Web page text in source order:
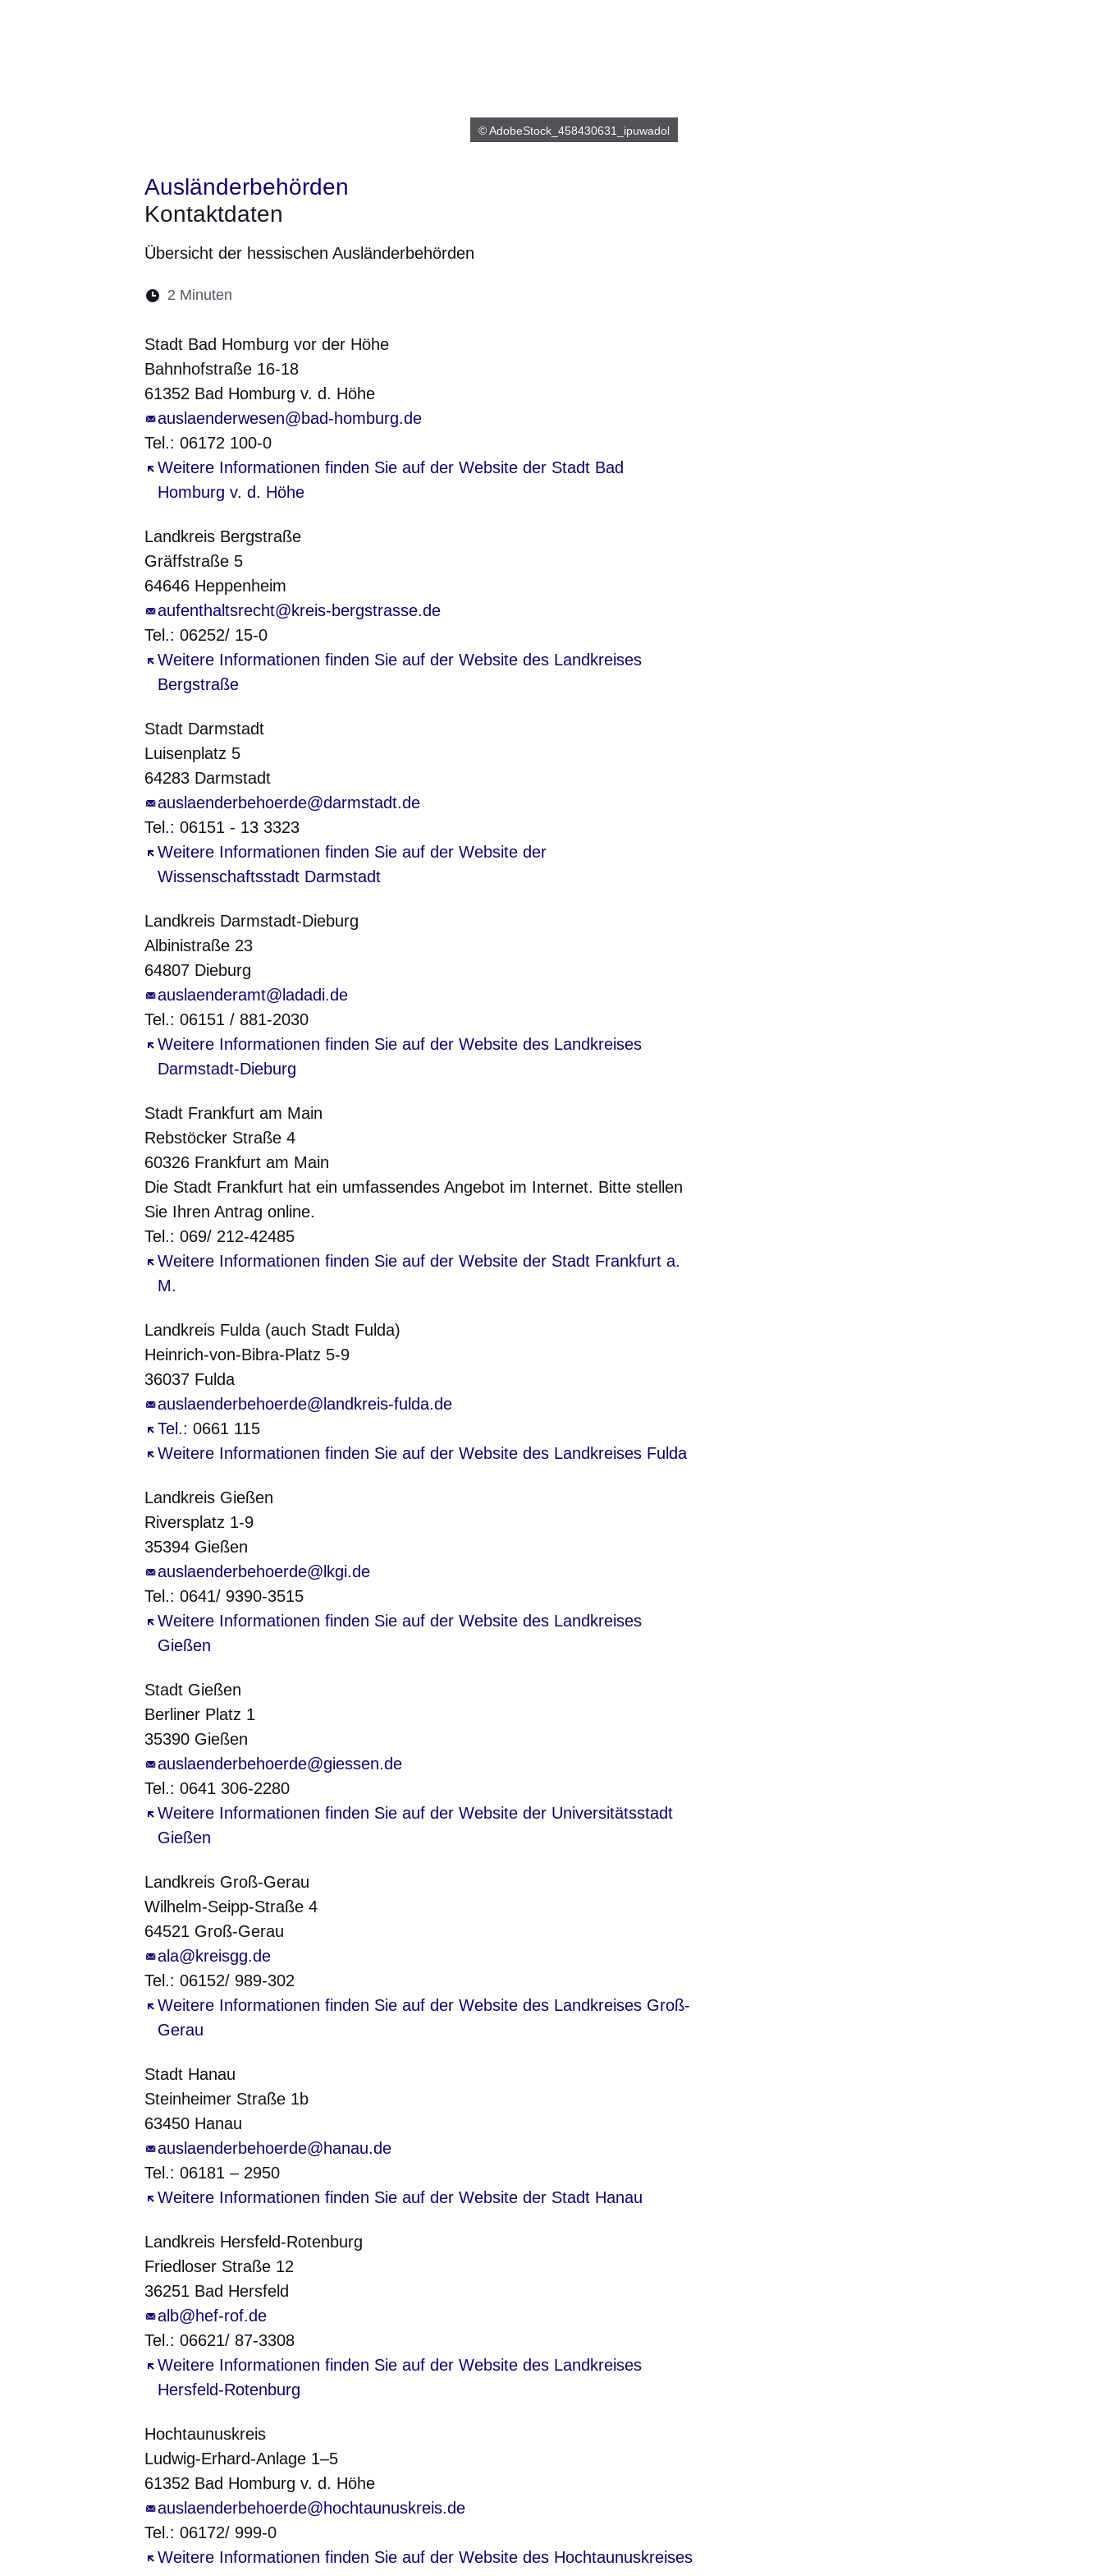
© AdobeStock_458430631_ipuwadol
Ausländerbehörden
Kontaktdaten
Übersicht der hessischen Ausländerbehörden
Lesedauer:
2 Minuten
Stadt Bad Homburg vor der Höhe
Bahnhofstraße 16-18
61352 Bad Homburg v. d. Höhe
auslaenderwesen@bad-homburg.de
Tel.: 06172 100-0
Weitere Informationen finden Sie auf der Website der Stadt Bad
Homburg v. d. Höhe
Öffnet sich in einem neuen Fenster
Landkreis Bergstraße
Gräffstraße 5
64646 Heppenheim
aufenthaltsrecht@kreis-bergstrasse.de
Tel.: 06252/ 15-0
Weitere Informationen finden Sie auf der Website des Landkreises
Bergstraße
Öffnet sich in einem neuen Fenster
Stadt Darmstadt
Luisenplatz 5
64283 Darmstadt
auslaenderbehoerde@darmstadt.de
Tel.: 06151 - 13 3323
Weitere Informationen finden Sie auf der Website der
Wissenschaftsstadt Darmstadt
Öffnet sich in einem neuen Fenster
Landkreis Darmstadt-Dieburg
Albinistraße 23
64807 Dieburg
auslaenderamt@ladadi.de
Tel.: 06151 / 881-2030
Weitere Informationen finden Sie auf der Website des Landkreises
Darmstadt-Dieburg
Öffnet sich in einem neuen Fenster
Stadt Frankfurt am Main
Rebstöcker Straße 4
60326 Frankfurt am Main
Die Stadt Frankfurt hat ein umfassendes Angebot im Internet. Bitte stellen
Sie Ihren Antrag online.
Tel.: 069/ 212-42485
Weitere Informationen finden Sie auf der Website der Stadt Frankfurt a.
M.
Öffnet sich in einem neuen Fenster
Landkreis Fulda (auch Stadt Fulda)
Heinrich-von-Bibra-Platz 5-9
36037 Fulda
auslaenderbehoerde@landkreis-fulda.de
Tel.:
Öffnet sich in einem neuen Fenster
0661 115
Weitere Informationen finden Sie auf der Website des Landkreises Fulda
Öffnet sich in einem neuen Fenster
Landkreis Gießen
Riversplatz 1-9
35394 Gießen
auslaenderbehoerde@lkgi.de
Tel.: 0641/ 9390-3515
Weitere Informationen finden Sie auf der Website des Landkreises
Gießen
Öffnet sich in einem neuen Fenster
Stadt Gießen
Berliner Platz 1
35390 Gießen
auslaenderbehoerde@giessen.de
Tel.: 0641 306-​2280
Weitere Informationen finden Sie auf der Website der Universitätsstadt
Gießen
Öffnet sich in einem neuen Fenster
Landkreis Groß-Gerau
Wilhelm-Seipp-Straße 4
64521 Groß-Gerau
ala@kreisgg.de
Tel.: 06152/ 989-302
Weitere Informationen finden Sie auf der Website des Landkreises Groß-
Gerau
Öffnet sich in einem neuen Fenster
Stadt Hanau
Steinheimer Straße 1b
63450 Hanau
auslaenderbehoerde@hanau.de
Tel.: 06181 – 2950
Weitere Informationen finden Sie auf der Website der Stadt Hanau
Öffnet sich in einem neuen Fenster
Landkreis Hersfeld-Rotenburg
Friedloser Straße 12
36251 Bad Hersfeld
alb@hef-rof.de
Tel.: 06621/ 87-3308
Weitere Informationen finden Sie auf der Website des Landkreises
Hersfeld-Rotenburg
Öffnet sich in einem neuen Fenster
Hochtaunuskreis
Ludwig-Erhard-Anlage 1–5
61352 Bad Homburg v. d. Höhe
auslaenderbehoerde@hochtaunuskreis.de
Tel.: 06172/ 999-0
Weitere Informationen finden Sie auf der Website des Hochtaunuskreises
Öffnet sich in einem neuen Fenster